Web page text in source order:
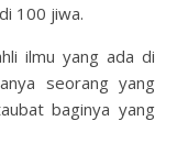
100 jiwa.
ilmu yang ada di
seorang yang
baginya yang